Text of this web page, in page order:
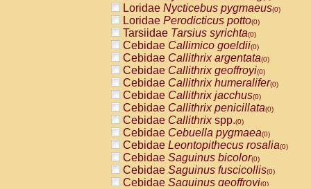
Loridae Nycticebus pygmaeus(0)
Loridae Perodicticus potto(0)
Tarsiidae Tarsius syrichta(0)
Cebidae Callimico goeldii(0)
Cebidae Callithrix argentata(0)
Cebidae Callithrix geoffroyi(0)
Cebidae Callithrix humeralifer(0)
Cebidae Callithrix jacchus(0)
Cebidae Callithrix penicillata(0)
Cebidae Callithrixspp.(0)
Cebidae Cebuella pygmaea(0)
Cebidae Leontopithecus rosalia(0)
Cebidae Saguinus bicolor(0)
Cebidae Saguinus fuscicollis(0)
Cebidae Saguinus geoffroyi(0)